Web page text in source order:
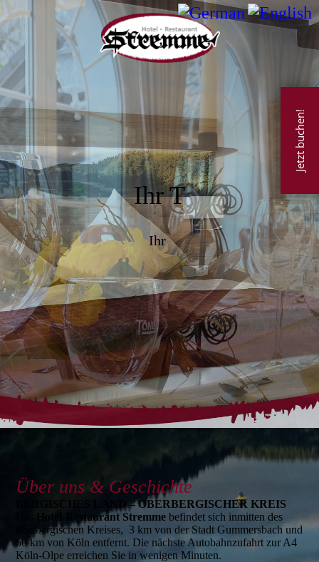
Ihr T
Ihr
Über uns & Geschichte
BERGISCHES LAND – OBER­BERGISCHER KREIS
Hotel-Restaurant Stremme befindet sich inmitten des
oberbergischen Kreises, 3 km von der Stadt Gummersbach und
50 km von Köln entfernt. Die nächste Autobahnzufahrt zur A4
Köln-Olpe erreichen Sie in wenigen Minuten.
Jetzt buchen!